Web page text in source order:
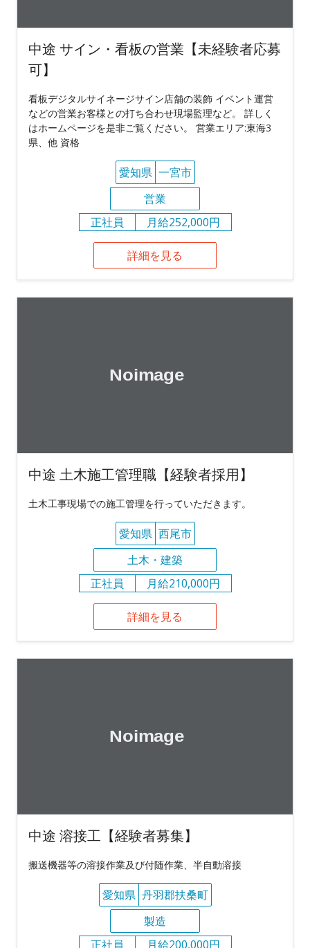
中途 サイン・看板の営業【未経験者応募
可】
看板デジタルサイネージサイン店舗の装飾 イベント運営
などの営業お客様との打ち合わせ現場監理など。 詳しく
はホームページを是非ご覧ください。 営業エリア:東海3
県、他 資格
愛知県 一宮市
営業
正社員
月給252,000円
詳細を見る
中途 土木施工管理職【経験者採用】
土木工事現場での施工管理を行っていただきます。
愛知県 西尾市
土木・建築
正社員
月給210,000円
詳細を見る
中途 溶接工【経験者募集】
搬送機器等の溶接作業及び付随作業、半自動溶接
愛知県 丹羽郡扶桑町
製造
正社員
月給200,000円